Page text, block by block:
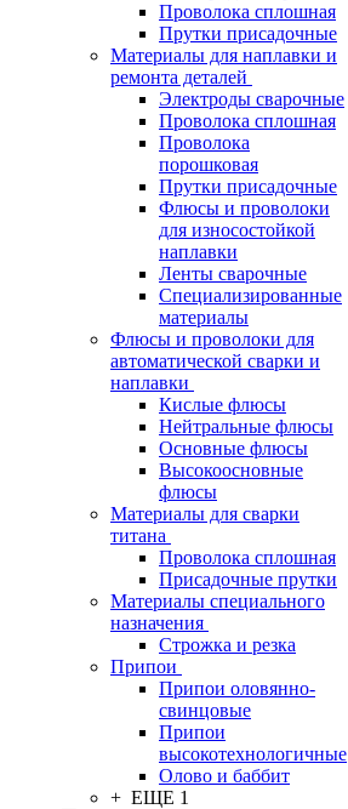
Проволока сплошная
Прутки присадочные
Материалы для наплавки и
ремонта деталей
Электроды сварочные
Проволока сплошная
Проволока
порошковая
Прутки присадочные
Флюсы и проволоки
для износостойкой
наплавки
Ленты сварочные
Специализированные
материалы
Флюсы и проволоки для
автоматической сварки и
наплавки
Кислые флюсы
Нейтральные флюсы
Основные флюсы
Высокоосновные
флюсы
Материалы для сварки
титана
Проволока сплошная
Присадочные прутки
Материалы специального
назначения
Строжка и резка
Припои
Припои оловянно-
свинцовые
Припои
высокотехнологичные
Олово и баббит
+ ЕЩЕ 1